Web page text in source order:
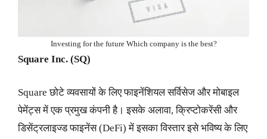
Investing for the future Which company is the best?
Square Inc. (SQ)
Square छोटे व्यवसायों के लिए फाइनेंशियल सर्विसेज और मोबाइल
पेमेंट्स में एक प्रमुख कंपनी है। इसके अलावा, क्रिप्टोकरेंसी और
डिसेंट्रलाइज्ड फाइनेंस (DeFi) में इसका विस्तार इसे भविष्य के लिए